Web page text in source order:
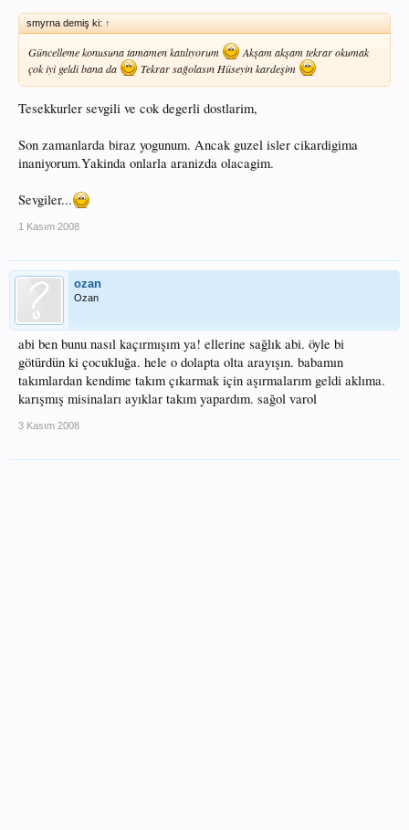
smyrna demiş ki: ↑
Güncelleme konusuna tamamen katılıyorum
Akşam akşam tekrar okumak
çok iyi geldi bana da
Tekrar sağolasın Hüseyin kardeşim
Tesekkurler sevgili ve cok degerli dostlarim,
Son zamanlarda biraz yogunum. Ancak guzel isler cikardigima
inaniyorum.Yakinda onlarla aranizda olacagim.
Sevgiler...
1 Kasım 2008
ozan
Ozan
abi ben bunu nasıl kaçırmışım ya! ellerine sağlık abi. öyle bi
götürdün ki çocukluğa. hele o dolapta olta arayışın. babamın
takımlardan kendime takım çıkarmak için aşırmalarım geldi aklıma.
karışmış misinaları ayıklar takım yapardım. sağol varol
3 Kasım 2008